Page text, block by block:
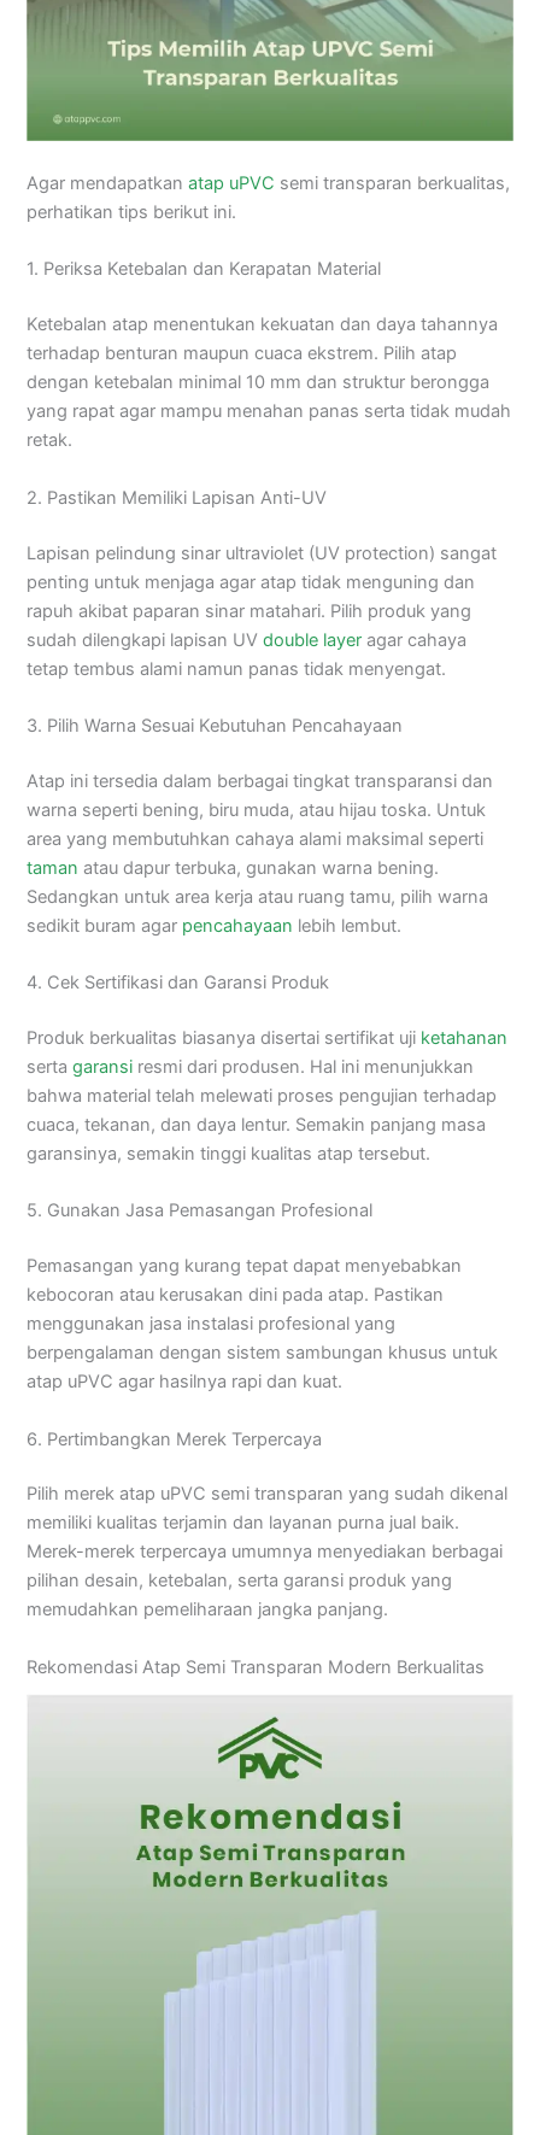
Agar mendapatkanatap uPVC semi transparan berkualitas,
perhatikan tips berikut ini.
1. Periksa Ketebalan dan Kerapatan Material
Ketebalan atap menentukan kekuatan dan daya tahannya
terhadap benturan maupun cuaca ekstrem. Pilih atap
dengan ketebalan minimal 10 mm dan struktur berongga
yang rapat agar mampu menahan panas serta tidak mudah
retak.
2. Pastikan Memiliki Lapisan Anti-UV
Lapisan pelindung sinar ultraviolet (UV protection) sangat
penting untuk menjaga agar atap tidak menguning dan
rapuh akibat paparan sinar matahari. Pilih produk yang
sudah dilengkapi lapisan UVdouble layer agar cahaya
tetap tembus alami namun panas tidak menyengat.
3. Pilih Warna Sesuai Kebutuhan Pencahayaan
Atap ini tersedia dalam berbagai tingkat transparansi dan
warna seperti bening, biru muda, atau hijau toska. Untuk
area yang membutuhkan cahaya alami maksimal seperti
taman atau dapur terbuka, gunakan warna bening.
Sedangkan untuk area kerja atau ruang tamu, pilih warna
sedikit buram agar pencahayaan lebih lembut.
4. Cek Sertifikasi dan Garansi Produk
Produk berkualitas biasanya disertai sertifikat uji ketahanan
sertagaransi resmi dari produsen. Hal ini menunjukkan
bahwa material telah melewati proses pengujian terhadap
cuaca, tekanan, dan daya lentur. Semakin panjang masa
garansinya, semakin tinggi kualitas atap tersebut.
5. Gunakan Jasa Pemasangan Profesional
Pemasangan yang kurang tepat dapat menyebabkan
kebocoran atau kerusakan dini pada atap. Pastikan
menggunakan jasa instalasi profesional yang
berpengalaman dengan sistem sambungan khusus untuk
atap uPVC agar hasilnya rapi dan kuat.
6. Pertimbangkan Merek Terpercaya
Pilih merek atap uPVC semi transparan yang sudah dikenal
memiliki kualitas terjamin dan layanan purna jual baik.
Merek-merek terpercaya umumnya menyediakan berbagai
pilihan desain, ketebalan, serta garansi produk yang
memudahkan pemeliharaan jangka panjang.
Rekomendasi Atap Semi Transparan Modern Berkualitas